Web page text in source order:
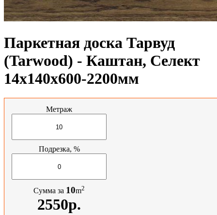
Паркетная доска Тарвуд
(Tarwood) - Каштан, Селект
14х140х600-2200мм
Метраж
Подрезка, %
Сумма за 10m2
2550р.